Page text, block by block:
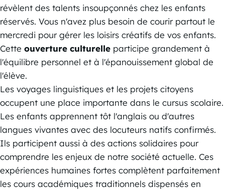
révèlent des talents insoupçonnés chez les enfants
réservés. Vous n'avez plus besoin de courir partout le
mercredi pour gérer les loisirs créatifs de vos enfants.
Cette ouverture culturelle participe grandement à
l'équilibre personnel et à l'épanouissement global de
l'élève.
Les voyages linguistiques et les projets citoyens
occupent une place importante dans le cursus scolaire.
Les enfants apprennent tôt l'anglais ou d'autres
langues vivantes avec des locuteurs natifs confirmés.
Ils participent aussi à des actions solidaires pour
comprendre les enjeux de notre société actuelle. Ces
expériences humaines fortes complètent parfaitement
les cours académiques traditionnels dispensés en